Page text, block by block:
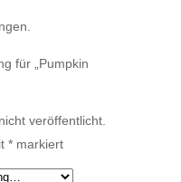
für „Pumpkin
veröffentlicht.
* markiert